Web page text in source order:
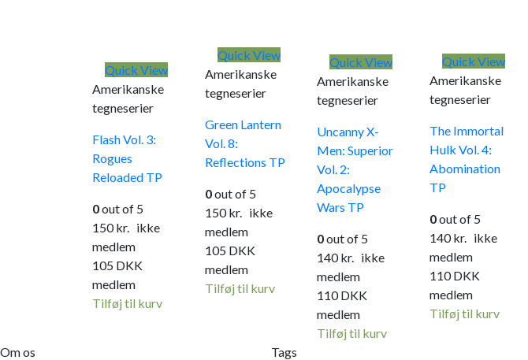
Quick View
Amerikanske
tegneserier
Flash Vol. 3:
Rogues
Reloaded TP
0out of 5
150kr. ikke
medlem
105 DKK
medlem
Tilføj til kurv
Quick View
Amerikanske
tegneserier
Green Lantern
Vol. 8:
Reflections TP
0out of 5
150kr.ikke
medlem
105 DKK
medlem
Tilføj til kurv
Quick View
Amerikanske
tegneserier
Uncanny X-
Men: Superior
Vol. 2:
Apocalypse
Wars TP
0out of 5
140kr. ikke
medlem
110DKK
medlem
Tilføj til kurv
Quick View
Amerikanske
tegneserier
The Immortal
Hulk Vol. 4:
Abomination
TP
0out of 5
140kr.ikke
medlem
110DKK
medlem
Tilføj til kurv
Om os
Tags